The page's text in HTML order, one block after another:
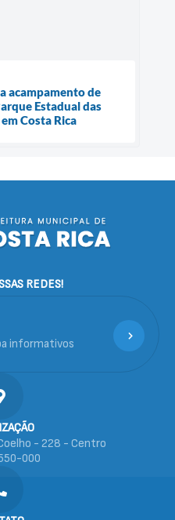
acampamento de
Estadual das
Costa Rica
REDES!
- 228 - Centro
000
informativos